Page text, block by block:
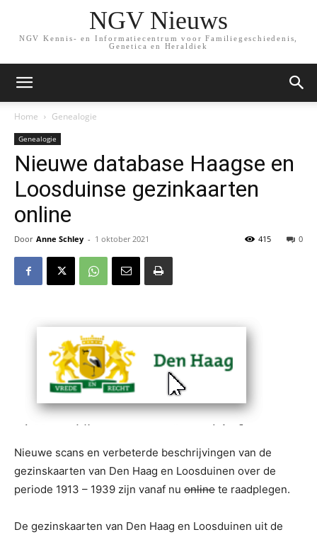
NGV Nieuws
NGV Kennis- en Informatiecentrum voor Familiegeschiedenis,
Genetica en Heraldiek
Home Genealogie
Genealogie
Nieuwe database Haagse en
Loosduinse gezinkaarten
online
Door Anne Schley - 1 oktober 2021 0
415
Nieuwe scans en verbeterde beschrijvingen van de
gezinskaarten van Den Haag en Loosduinen over de
periode 1913 – 1939 zijn vanaf nu online te raadplegen.
De gezinskaarten van Den Haag en Loosduinen uit de